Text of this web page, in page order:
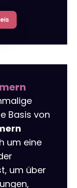
Basis von
um eine
um über